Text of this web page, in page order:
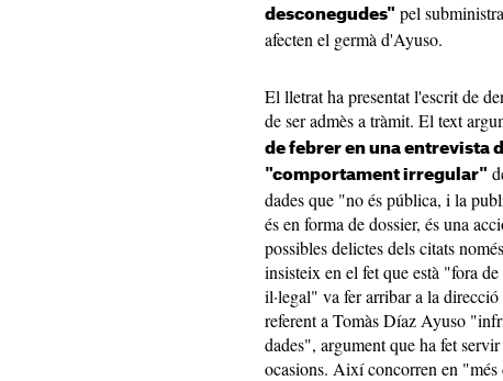
desconegudes" pel
afecten el germà d'Ayuso.
El lletrat ha presentat l'escrit de
de ser admès a tràmit. El text
de febrer en una entrevista
"comportament irregular"
dades que "no és pública, i la
és en forma de dossier, és una
possibles delictes dels citats
insisteix en el fet que està "fora
il·legal" va fer arribar a la
referent a Tomàs Díaz Ayuso
dades", argument que ha fet
ocasions. Així concorren en